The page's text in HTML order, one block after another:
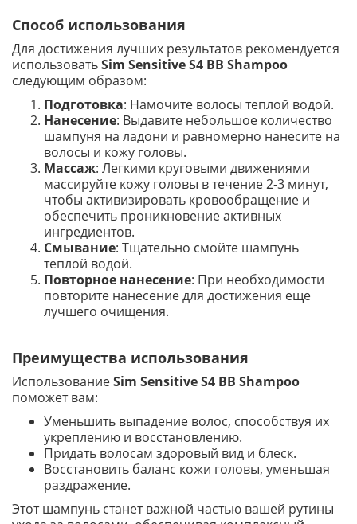
Способ использования
Для достижения лучших результатов рекомендуется
использоватьSim Sensitive S4 BB Shampoo
следующим образом:
Подготовка: Намочите волосы теплой водой.
Нанесение: Выдавите небольшое количество
шампуня на ладони и равномерно нанесите на
волосы и кожу головы.
Массаж: Легкими круговыми движениями
массируйте кожу головы в течение 2-3 минут,
чтобы активизировать кровообращение и
обеспечить проникновение активных
ингредиентов.
Смывание: Тщательно смойте шампунь
теплой водой.
Повторное нанесение: При необходимости
повторите нанесение для достижения еще
лучшего очищения.
Преимущества использования
ИспользованиеSim Sensitive S4 BB Shampoo
поможет вам:
Уменьшить выпадение волос, способствуя их
укреплению и восстановлению.
Придать волосам здоровый вид и блеск.
Восстановить баланс кожи головы, уменьшая
раздражение.
Этот шампунь станет важной частью вашей рутины